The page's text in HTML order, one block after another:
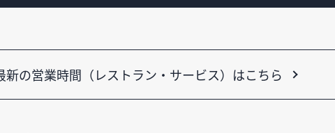
新の営業時間（レストラン・サービス）はこちら